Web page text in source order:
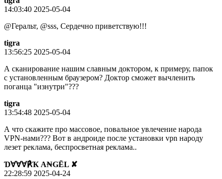
14:03:40 2025-05-04
@Геральт, @sss, Сердечно приветствую!!!
tigra
13:56:25 2025-05-04
А сканирование нашим славным доктором, к примеру, папок
с установленным браузером? Доктор сможет вычленить
поганца "изнутри"???
tigra
13:54:48 2025-05-04
А что скажите про массовое, повальное увлечение народа
VPN-нами??? Вот в андроиде после установки vpn народу
лезет реклама, беспросветная реклама..
Ɗ∀∀∀℟Ҡ A₦GĒL ✘
22:28:59 2025-04-24